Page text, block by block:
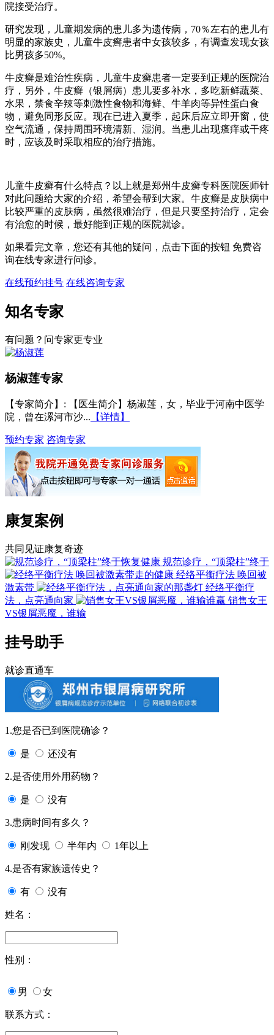
院接受治疗。
研究发现，儿童期发病的患儿多为遗传病，70％左右的患儿有
明显的家族史，儿童牛皮癣患者中女孩较多，有调查发现女孩
比男孩多50%。
牛皮癣是难治性疾病，儿童牛皮癣患者一定要到正规的医院治
疗，另外，牛皮癣（银屑病）患儿要多补水，多吃新鲜蔬菜、
水果，禁食辛辣等刺激性食物和海鲜、牛羊肉等异性蛋白食
物，避免同形反应。现在已进入夏季，起床后应立即开窗，使
空气流通，保持周围环境清新、湿润。当患儿出现瘙痒或干疼
时，应该及时采取相应的治疗措施。
儿童牛皮癣有什么特点？以上就是郑州牛皮癣专科医院医师针
对此问题给大家的介绍，希望会帮到大家。牛皮癣是皮肤病中
比较严重的皮肤病，虽然很难治疗，但是只要坚持治疗，定会
有治愈的时候，最好能到正规的医院就诊。
如果看完文章，您还有其他的疑问，点击下面的按钮 免费咨
询在线专家进行问诊。
在线预约挂号 在线咨询专家
知名专家
有问题？问专家更专业
杨淑莲专家
【专家简介】 : 【医生简介】杨淑莲，女，毕业于河南中医学
院，曾在漯河市沙... 【详情】
预约专家 咨询专家
康复案例
共同见证康复奇迹
规范诊疗，“顶梁柱”终于
经络平衡疗法 唤回被
激素带
经络平衡疗
法，点亮通向家
销售女王
VS银屑恶魔，谁输
挂号助手
就诊直通车
1.您是否已到医院确诊？
是 还没有
2.是否使用外用药物？
是 没有
3.患病时间有多久？
刚发现 半年内 1年以上
4.是否有家族遗传史？
有 没有
姓名：
性别：
男 女
联系方式：